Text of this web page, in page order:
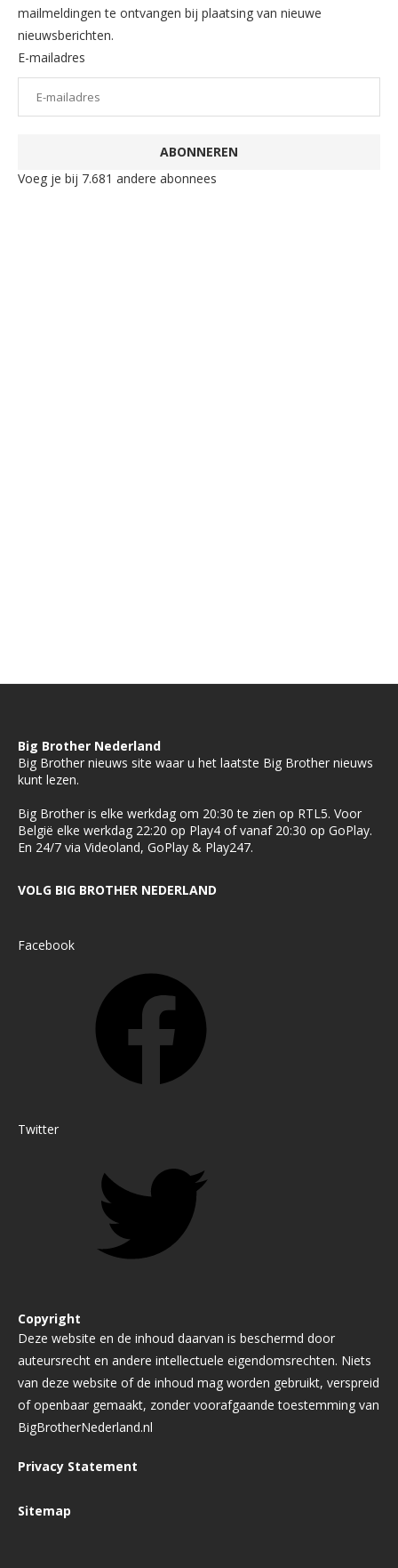
mailmeldingen te ontvangen bij plaatsing van nieuwe
nieuwsberichten.
E-mailadres
ABONNEREN
Voeg je bij 7.681 andere abonnees
Big Brother Nederland
Big Brother nieuws site waar u het laatste Big Brother nieuws
kunt lezen.
Big Brother is elke werkdag om 20:30 te zien op RTL5. Voor
België elke werkdag 22:20 op Play4 of vanaf 20:30 op GoPlay.
En 24/7 via Videoland, GoPlay & Play247.
VOLG BIG BROTHER NEDERLAND
Facebook
Twitter
Copyright
Deze website en de inhoud daarvan is beschermd door
auteursrecht en andere intellectuele eigendomsrechten. Niets
van deze website of de inhoud mag worden gebruikt, verspreid
of openbaar gemaakt, zonder voorafgaande toestemming van
BigBrotherNederland.nl
Privacy Statement
Sitemap